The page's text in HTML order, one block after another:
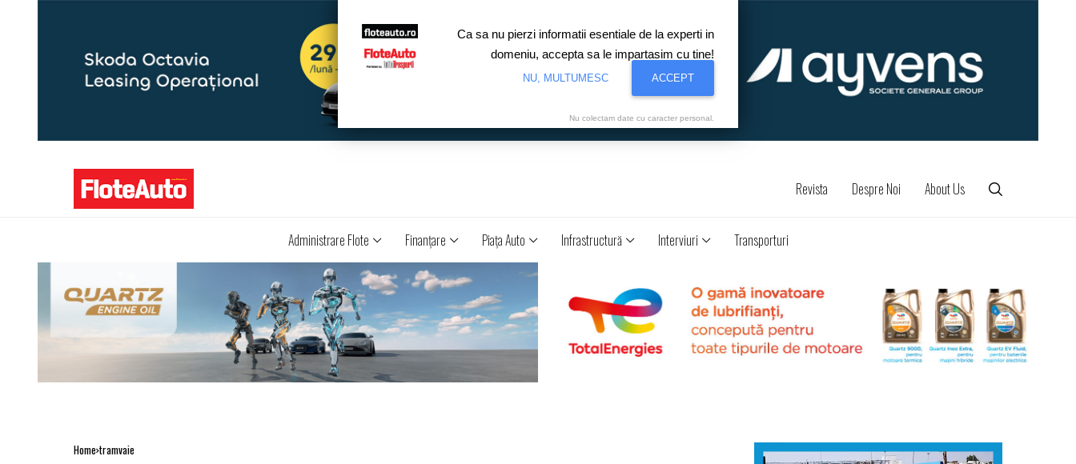
Revista Despre Noi About Us
Administrare Flote Finanţare Piaţa Auto Infrastructură Interviuri Transporturi
Home tramvaie
Ca sa nu pierzi informatii esentiale de la experti in
domeniu, accepta sa le impartasim cu tine!
NU, MULTUMESC ACCEPT
Nu colectam date cu caracter personal.